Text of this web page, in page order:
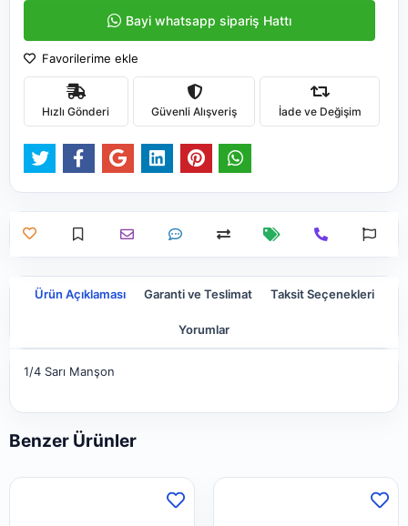
Bayi whatsapp sipariş Hattı
Favorilerime ekle
Hızlı Gönderi Güvenli Alışveriş İade ve Değişim
Ürün Açıklaması Garanti ve Teslimat Taksit Seçenekleri
Yorumlar
1/4 Sarı Manşon
Benzer Ürünler